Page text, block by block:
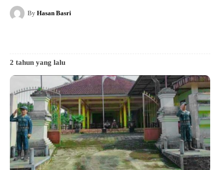
By Hasan Basri
2 tahun yang lalu